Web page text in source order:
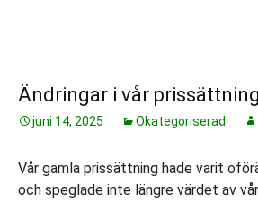
Ändringar i vår prissättning
juni 14, 2025 Okategoriserad
Vår gamla prissättning hade varit
och speglade inte längre värdet av